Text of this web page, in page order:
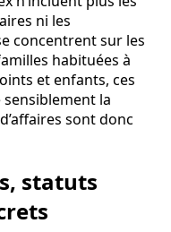
ni les
concentrent sur les
habituées à
et enfants, ces
la
sont donc
statuts